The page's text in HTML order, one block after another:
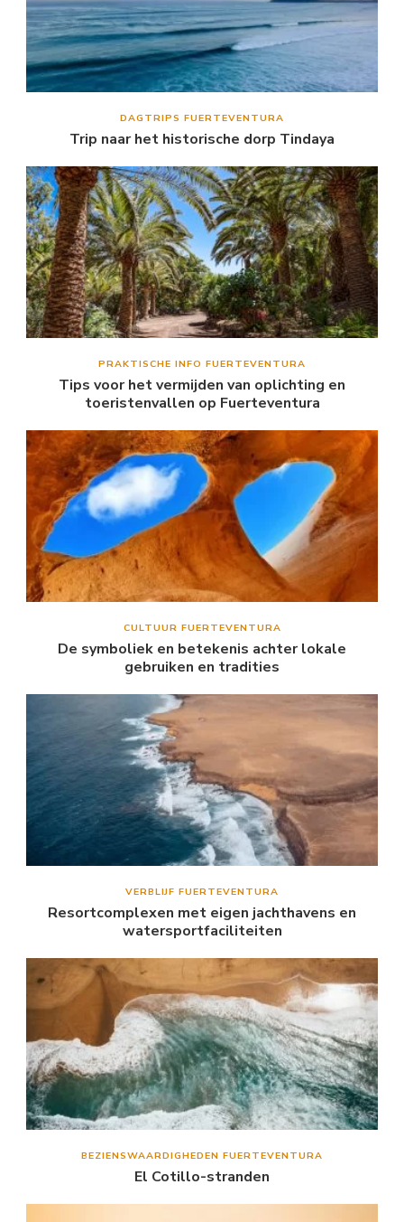
DAGTRIPS FUERTEVENTURA
Trip naar het historische dorp Tindaya
PRAKTISCHE INFO FUERTEVENTURA
Tips voor het vermijden van oplichting en
toeristenvallen op Fuerteventura
CULTUUR FUERTEVENTURA
De symboliek en betekenis achter lokale
gebruiken en tradities
VERBLIJF FUERTEVENTURA
Resortcomplexen met eigen jachthavens en
watersportfaciliteiten
BEZIENSWAARDIGHEDEN FUERTEVENTURA
El Cotillo-stranden